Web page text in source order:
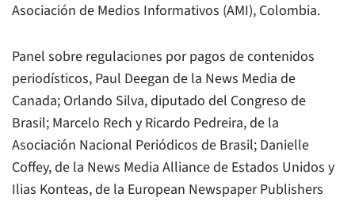
Asociación de Medios Informativos (AMI), Colombia.
Panel sobre regulaciones por pagos de contenidos
periodísticos, Paul Deegan de la News Media de
Canada; Orlando Silva, diputado del Congreso de
Brasil; Marcelo Rech y Ricardo Pedreira, de la
Asociación Nacional Periódicos de Brasil; Danielle
Coffey, de la News Media Alliance de Estados Unidos y
Ilias Konteas, de la European Newspaper Publishers